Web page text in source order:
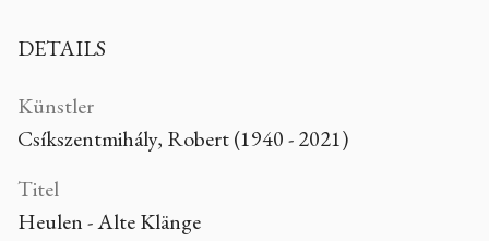
DETAILS
Künstler
Csíkszentmihály, Robert (1940 - 2021)
Titel
Heulen - Alte Klänge